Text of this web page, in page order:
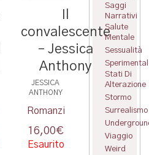
convalescente
– Jessica
Anthony
JESSICA
ANTHONY
Romanzi
16,00€
Esaurito
Saggi
Narrativi
Salute
Mentale
Sessualità
Stati Di
Alterazione
Stormo
Surrealismo
Viaggio
Weird